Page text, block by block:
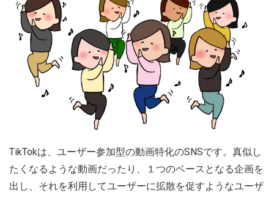
TikTokは、ユーザー参加型の動画特化のSNSです。真似し
たくなるような動画だったり、１つのベースとなる企画を
出し、それを利用してユーザーに拡散を促すようなユーザ